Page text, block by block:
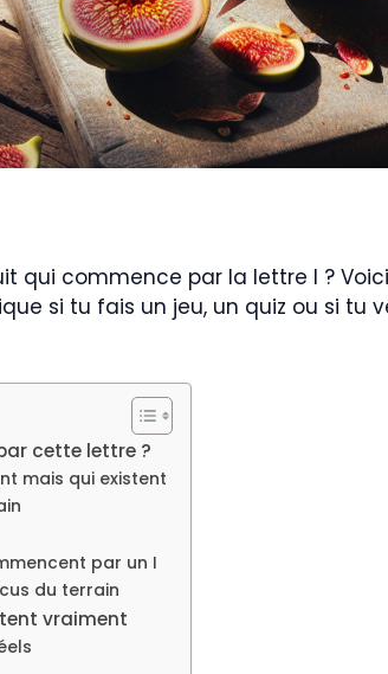
qui commence par la lettre I ?
si tu fais un jeu, un quiz ou si tu
cette lettre ?
mais qui existent
par un I
du terrain
vraiment